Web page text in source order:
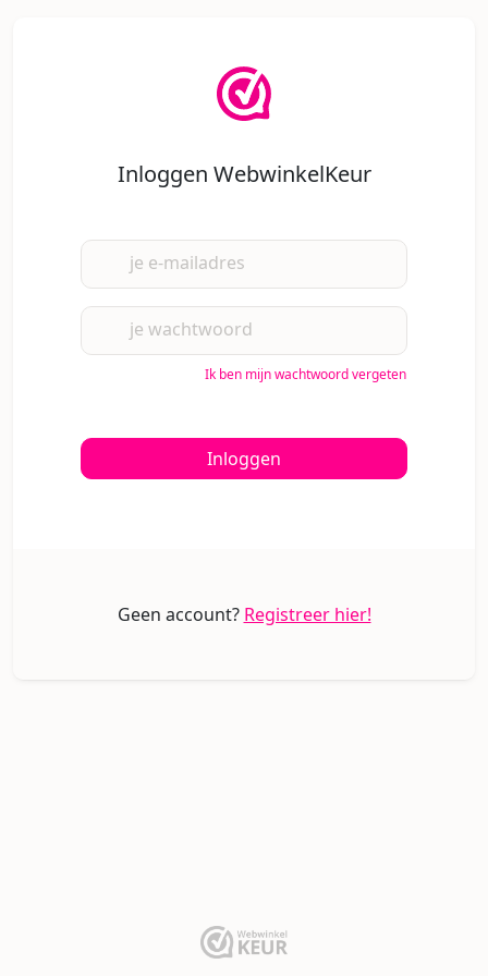
Inloggen WebwinkelKeur
je e-mailadres
je wachtwoord
Ik ben mijn wachtwoord vergeten
Inloggen
Geen account? Registreer hier!